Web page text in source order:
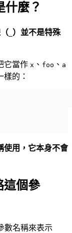
什麼？
）並不是特殊
它當作 x 、 foo 、 a
的：
使用，它本身不會
這個參
數名稱來表示